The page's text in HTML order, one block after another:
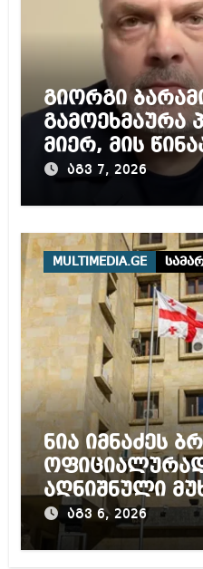
გიორგი
გამოეხმაურა
მიერ, მის
დაწყებულ
აგვ 7, 2026
MULTIMEDIA.GE
ნია იმნაძეს
ოფიციალურად
აღნიშნული
წლამდე
აგვ 6, 2026